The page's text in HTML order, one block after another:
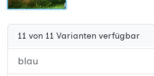
11 von 11 Varianten verfügbar
azurblau
blau